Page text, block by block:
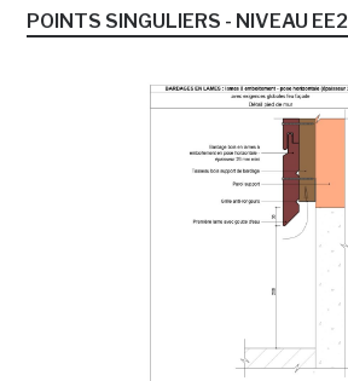
POINTS SINGULIERS - NIVEAU EE2